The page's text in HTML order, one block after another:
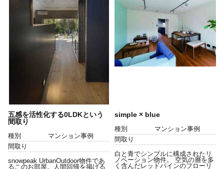
五感を活性化する0LDKという
間取り
種別
マンション事例
間取り
snowpeak UrbanOutdoor物件であ
るこのお部屋。人間回帰を掲げる
simple × blue
種別
マンション事例
間取り
白と青でシンプルに構成されたリ
ノベーション物件。 空気の層を多
く含んだレッドパインのフローリ